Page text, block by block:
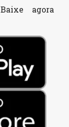
agora